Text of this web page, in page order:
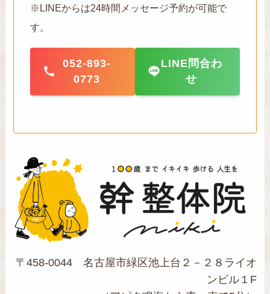
※LINEからは24時間メッセージ予約が可能で
す。
052-893-
0773
LINE問合わ
せ
〒458-0044 名古屋市緑区池上台２－２８ライオ
ンビル１F